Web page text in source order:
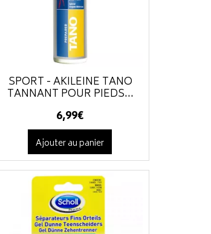
SPORT - AKILEINE TANO
TANNANT POUR PIEDS...
6,99€
Ajouter au panier